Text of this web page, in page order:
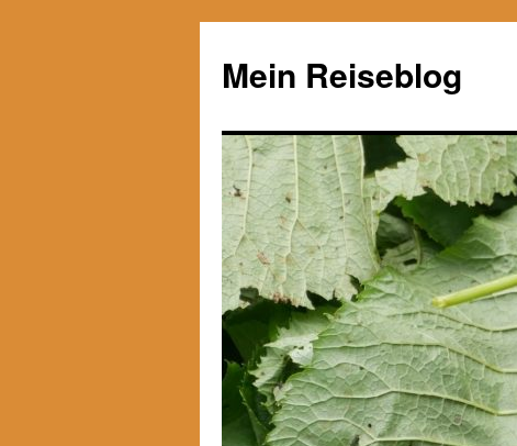
springen
Mein Reiseblog